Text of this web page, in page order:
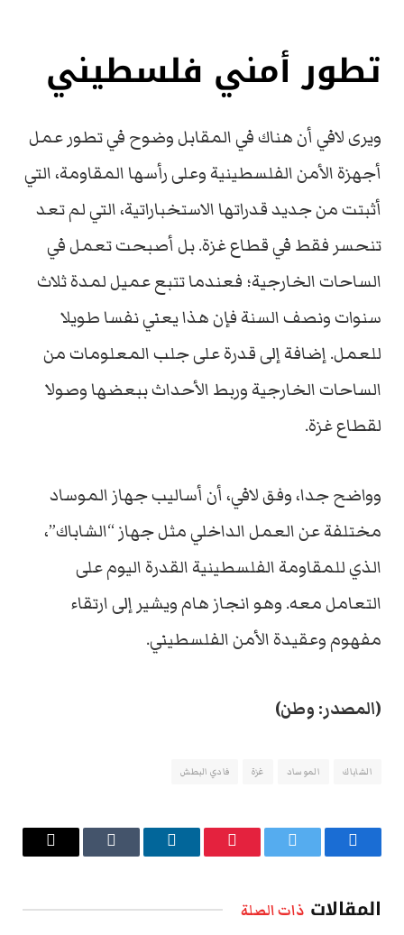
تطور أمني فلسطيني
ويرى لافي أن هناك في المقابل وضوح في تطور عمل
أجهزة الأمن الفلسطينية وعلى رأسها المقاومة، التي
أثبتت من جديد قدراتها الاستخباراتية، التي لم تعد
تنحسر فقط في قطاع غزة. بل أصبحت تعمل في
الساحات الخارجية؛ فعندما تتبع عميل لمدة ثلاث
سنوات ونصف السنة فإن هذا يعني نفسا طويلا
للعمل. إضافة إلى قدرة على جلب المعلومات من
الساحات الخارجية وربط الأحداث ببعضها وصولا
لقطاع غزة.
وواضح جدا، وفق لافي، أن أساليب جهاز الموساد
مختلفة عن العمل الداخلي مثل جهاز “الشاباك”،
الذي للمقاومة الفلسطينية القدرة اليوم على
التعامل معه. وهو انجاز هام ويشير إلى ارتقاء
مفهوم وعقيدة الأمن الفلسطيني.
(المصدر: وطن)
الشاباك الموساد غزة فادي البطش
فيسبوك تويتر بينتيريستلينكدإن Tumblr
البريد
المقالات ذات الصلة